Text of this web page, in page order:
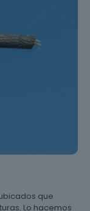
que
Lo hacemos